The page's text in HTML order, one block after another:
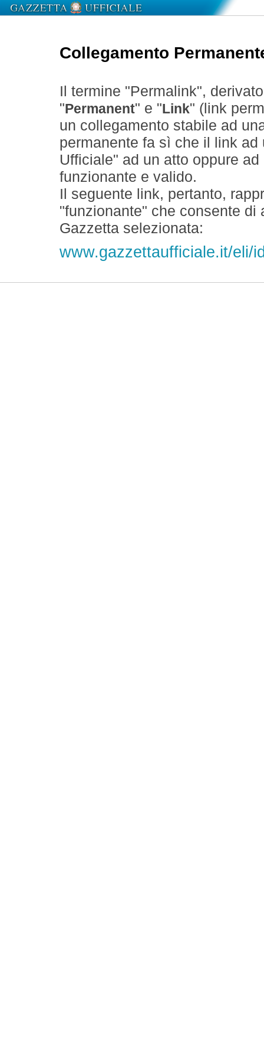
Collegamento
Il termine "Permalink",
" Permanent" e " Link" (link
un collegamento stabile ad
permanente fa sì che il link
Ufficiale" ad un atto oppure
funzionante e valido.
Il seguente link, pertanto,
"funzionante" che consente
Gazzetta selezionata:
www.gazzettaufficiale.it/eli/